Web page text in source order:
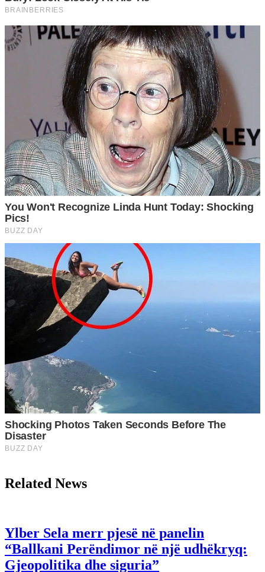
Related News
Ylber Sela merr pjesë në panelin
“Ballkani Perëndimor në një udhëkryq:
Gjeopolitika dhe siguria”